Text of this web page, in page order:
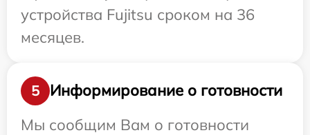
устройства Fujitsu сроком на 36
месяцев.
5
Информирование о готовности
Мы сообщим Вам о готовности